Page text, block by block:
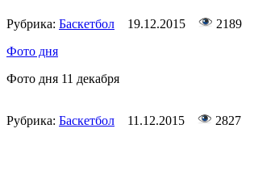
Рубрика: Баскетбол 19.12.2015
2189
Фото дня
Фото дня 11 декабря
Рубрика: Баскетбол 11.12.2015 2827